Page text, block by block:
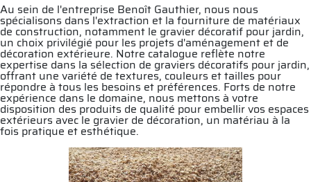
Au sein de l'entreprise Benoît Gauthier, nous nous
spécialisons dans l'extraction et la fourniture de matériaux
de construction, notamment le gravier décoratif pour jardin,
un choix privilégié pour les projets d'aménagement et de
décoration extérieure. Notre catalogue reflète notre
expertise dans la sélection de graviers décoratifs pour jardin,
offrant une variété de textures, couleurs et tailles pour
répondre à tous les besoins et préférences. Forts de notre
expérience dans le domaine, nous mettons à votre
disposition des produits de qualité pour embellir vos espaces
extérieurs avec le gravier de décoration, un matériau à la
fois pratique et esthétique.